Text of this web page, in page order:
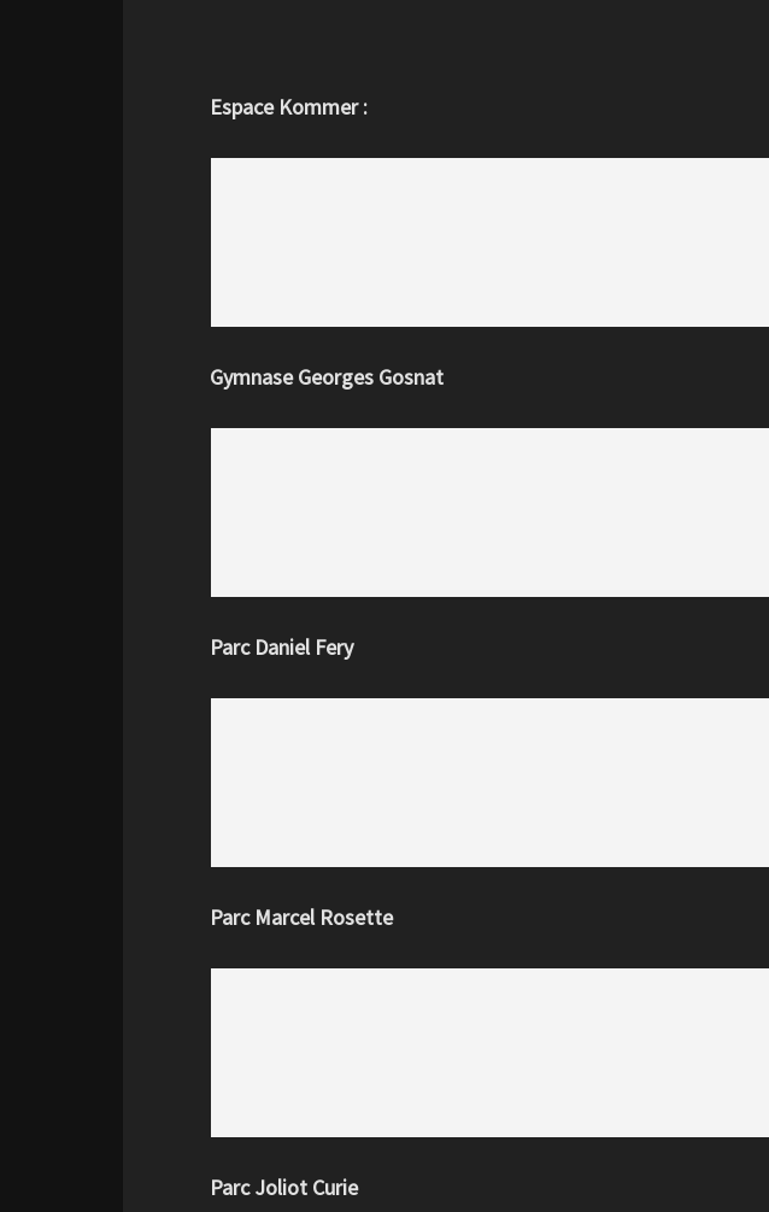
Espace Kommer :
Gymnase Georges Gosnat
Parc Daniel Fery
Parc Marcel Rosette
Parc Joliot Curie